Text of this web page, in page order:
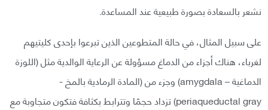
نشعر بالسعادة بصورة طبيعية عند المساعدة.
على سبيل المثال، في حالة المتطوعين الذين تبرعوا بإحدى كليتيهم
لغرباء، هناك أجزاء من الدماغ مسؤولة عن الرعاية الوالدية مثل (اللوزة
الدماغية – amygdala) وجزء من (المادة الرمادية بالمخ -
periaqueductal gray) تزداد حجمًا وتترابط بكثافة فتكون متجاوبة مع